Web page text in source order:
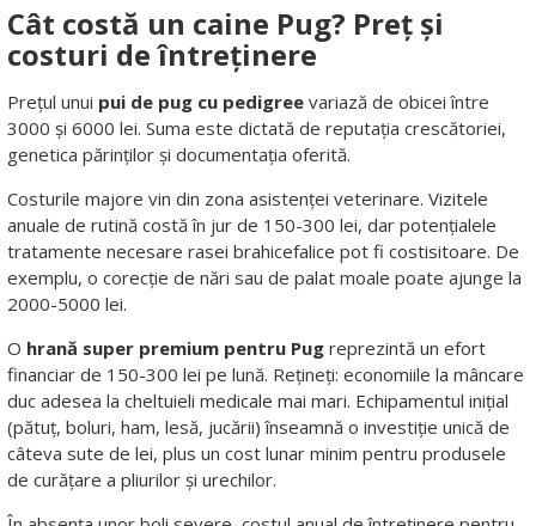
Cât costă un caine Pug? Preț și
costuri de întreținere
Prețul unui pui de pug cu pedigree variază de obicei între
3000 și 6000 lei. Suma este dictată de reputația crescătoriei,
genetica părinților și documentația oferită.
Costurile majore vin din zona asistenței veterinare. Vizitele
anuale de rutină costă în jur de 150-300 lei, dar potențialele
tratamente necesare rasei brahicefalice pot fi costisitoare. De
exemplu, o corecție de nări sau de palat moale poate ajunge la
2000-5000 lei.
O hrană super premium pentru Pug reprezintă un efort
financiar de 150-300 lei pe lună. Rețineți: economiile la mâncare
duc adesea la cheltuieli medicale mai mari. Echipamentul inițial
(pătuț, boluri, ham, lesă, jucării) înseamnă o investiție unică de
câteva sute de lei, plus un cost lunar minim pentru produsele
de curățare a pliurilor și urechilor.